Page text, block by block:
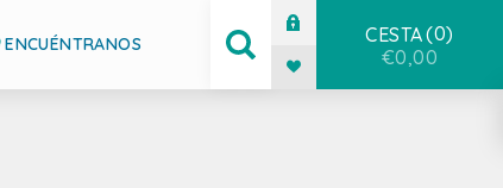
ENCUÉNTRANOS CESTA 0
€0,00